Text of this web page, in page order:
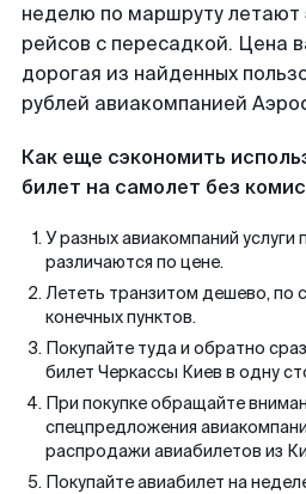
неделю по маршруту летают
рейсов с пересадкой. Цена
дорогая из найденных
рублей авиакомпанией
Как еще сэкономить
билет на самолет без
У разных авиакомпаний услуги
различаются по цене.
Лететь транзитом дешево, по
конечных пунктов.
Покупайте туда и обратно
билет Черкассы Киев в одну
При покупке обращайте
спецпредложения
распродажи авиабилетов из
Покупайте авиабилет на